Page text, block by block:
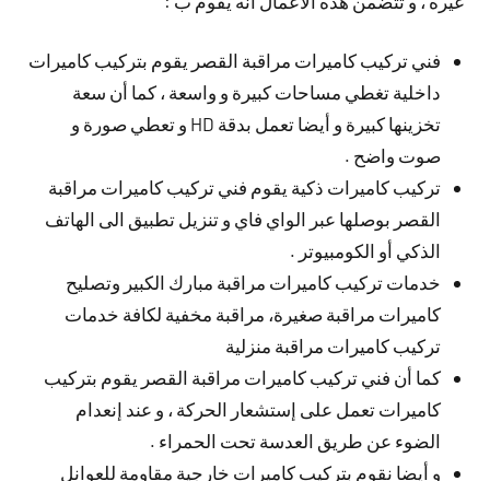
فني تركيب كاميرات مراقبة القصر يقوم بتركيب كاميرات
داخلية تغطي مساحات كبيرة و واسعة ، كما أن سعة
تخزينها كبيرة و أيضا تعمل بدقة HD و تعطي صورة و
صوت واضح .
تركيب كاميرات ذكية يقوم فني تركيب كاميرات مراقبة
القصر بوصلها عبر الواي فاي و تنزيل تطبيق الى الهاتف
الذكي أو الكومبيوتر .
خدمات تركيب كاميرات مراقبة مبارك الكبير وتصليح
كاميرات مراقبة صغيرة، مراقبة مخفية لكافة خدمات
تركيب كاميرات مراقبة منزلية
كما أن فني تركيب كاميرات مراقبة القصر يقوم بتركيب
كاميرات تعمل على إستشعار الحركة ، و عند إنعدام
الضوء عن طريق العدسة تحت الحمراء .
و أيضا نقوم بتركيب كاميرات خارجية مقاومة للعوانل